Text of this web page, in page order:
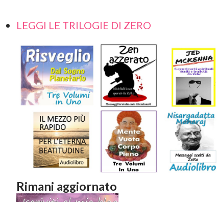
LEGGI LE TRILOGIE DI ZERO
Rimani aggiornato